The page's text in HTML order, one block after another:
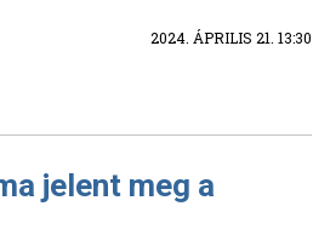
2024. ÁPRILIS 21. 13:30
jelent meg a